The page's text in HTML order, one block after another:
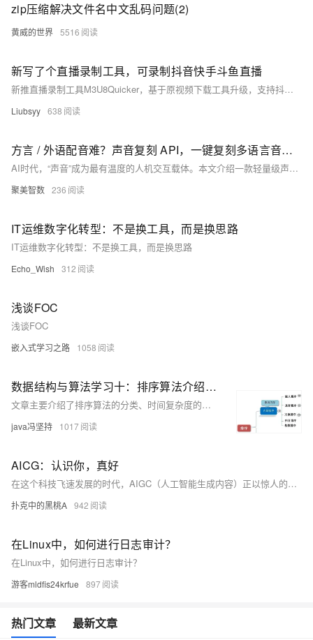
zip压缩解决文件名中文乱码问题(2)
黄威的世界 5516
新写了个直播录制工具，可录制抖音快手斗鱼直播
新推直播录制工具M3U8Quicker，基于原视频下载工具升级，支持抖音、快手、斗鱼等主流平台的HTTP-FLV/HLS直播录制。安装浏览器扩展后自动识别直播流，一键新建任务、持续录制至下播，支持转码H.265→H.264。开源免费，GitHub可下载。
Liubsyy 638
方言 / 外语配音难？声音复刻 API，一键复刻多语言音色，附可直接调用的接口
AI时代，“声音”成为最有温度的人机交互载体。本文介绍一款轻量级声音复刻API：5–10秒音频即可生成高拟真专属音色，支持多语种、方言、情感调节与实时控制，已广泛应用于短视频配音、智能客服、数字人及陪伴场景。低门槛、高兼容、强扩展，助你抢占2026语音交互新风口。
聚美智数 236
IT运维数字化转型：不是换工具，而是换思路
IT运维数字化转型：不是换工具，而是换思路
Echo_Wish 312
浅谈FOC
浅谈FOC
嵌入式学习之路 1058
数据结构与算法学习十：排序算法介绍、时间频度、时间复杂度、常用时间复杂度介绍
文章主要介绍了排序算法的分类、时间复杂度的概念和计算方法，以及常见的时间复杂度级别，并简单提及了空间复杂度。
java冯坚持 1017
AICG：认识你，真好
在这个科技飞速发展的时代，AIGC（人工智能生成内容）正以惊人的速度改变我们的生活和工作方式。AIGC通过学习大量数据，能够自动生成文本、图像、音频、视频等内容，提高内容生产的效率和质量，为文学创作、新闻媒体、广告营销、艺术设计、教育培训等领域带来巨大变革。它不仅降低了成本，还提供了更多创意和个性化服务，展现了科技的无限潜力。
扑克中的黑桃A 942
在Linux中，如何进行日志审计？
在Linux中，如何进行日志审计？
游客mldfis24krfue 897
热门文章 最新文章